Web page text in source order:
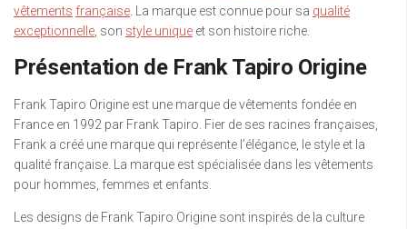
vêtements française. La marque est connue pour sa qualité
exceptionnelle, son style unique et son histoire riche.
Présentation de Frank Tapiro Origine
Frank Tapiro Origine est une marque de vêtements fondée en
France en 1992 par Frank Tapiro. Fier de ses racines françaises,
Frank a créé une marque qui représente l’élégance, le style et la
qualité française. La marque est spécialisée dans les vêtements
pour hommes, femmes et enfants.
Les designs de Frank Tapiro Origine sont inspirés de la culture